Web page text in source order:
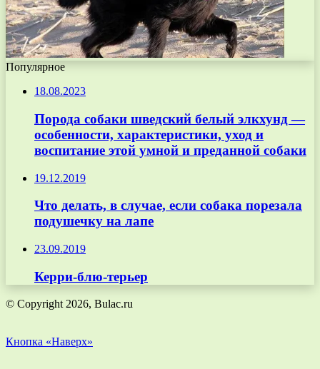
Популярное
18.08.2023
Порода собаки шведский белый элкхунд —
особенности, характеристики, уход и
воспитание этой умной и преданной собаки
19.12.2019
Что делать, в случае, если собака порезала
подушечку на лапе
23.09.2019
Керри-блю-терьер
© Copyright 2026, Bulac.ru
Кнопка «Наверх»